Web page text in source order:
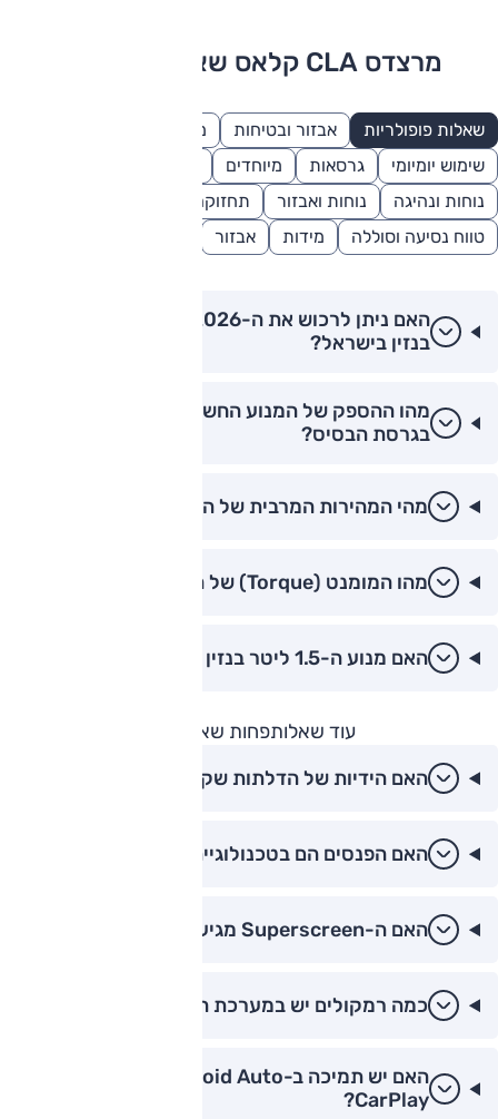
מרצדס CLA קלאס שאלות ותשובות
שאלות פופולריות אבזור ובטיחות מנוע וביצועים
שימוש יומיומי
גרסאות מיוחדים
נוחות ונהיגה
נוחות ואבזור
תחזוקה ואחריות
טווח נסיעה וסוללה
מידות אבזור
בנזין בישראל?
בגרסת הבסיס?
מהי המהירות המרבית של ה-CLA החשמלית?
מהו המומנט (Torque) של המנוע החשמלי?
האם מנוע ה-1.5 ליטר בנזין חזק מספיק?
עוד שאלותפחות שאלות
האם הידיות של הדלתות שקועות?
האם הפנסים הם בטכנולוגיית מטריקס?
האם ה-Superscreen מגיע בכל הרמות?
כמה רמקולים יש במערכת ה-Burmester?
CarPlay?